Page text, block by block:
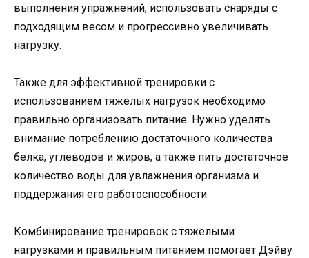
выполнения упражнений, использовать снаряды с
подходящим весом и прогрессивно увеличивать
нагрузку.
Также для эффективной тренировки с
использованием тяжелых нагрузок необходимо
правильно организовать питание. Нужно уделять
внимание потреблению достаточного количества
белка, углеводов и жиров, а также пить достаточное
количество воды для увлажнения организма и
поддержания его работоспособности.
Комбинирование тренировок с тяжелыми
нагрузками и правильным питанием помогает Дэйву